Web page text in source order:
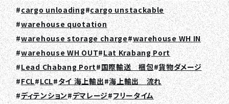
cargo unloading cargo unstackable
warehouse quotation
warehouse storage charge warehouse WH IN
warehouse WH OUT Lat Krabang Port
Lead Chabang Port 国際輸送 梱包 貨物ダメージ
FCL LCL タイ 海上輸出 海上輸出 流れ
ディテンション デマレージ フリータイム